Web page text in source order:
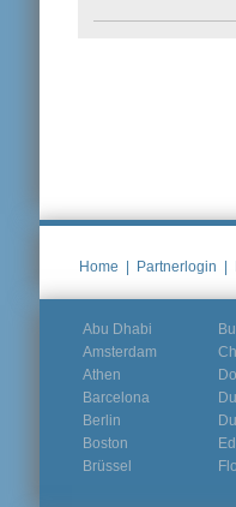
Home Partnerlogin
Abu Dhabi
Amsterdam
Athen
Barcelona
Berlin
Boston
Brüssel